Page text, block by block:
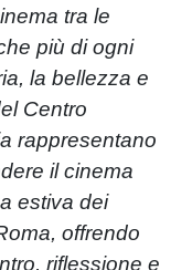
tra le
più di ogni
la bellezza e
Centro
rappresentano
il cinema
estiva dei
offrendo
riflessione e